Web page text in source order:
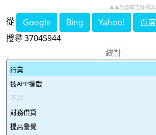
37046062
37046064
37046065 37046066
37046070
37046072
37046076
37046080
37046084
▲▲刊登廣告機構
從 Google Bing Yahoo! 百度
搜尋 37045944
行業
被APP攔截
不詳
財務借貸
提高警覺